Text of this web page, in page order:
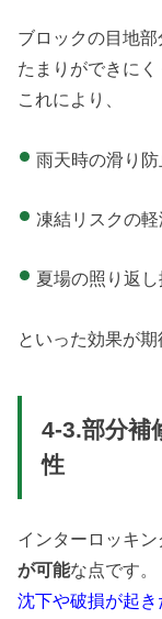
ブロックの目地
たまりができにく
これにより、
雨天時の滑り防
凍結リスクの軽
夏場の照り返し
といった効果が期
4-3.部分補
性
インターロッキ
が可能な点です。
沈下や破損が起